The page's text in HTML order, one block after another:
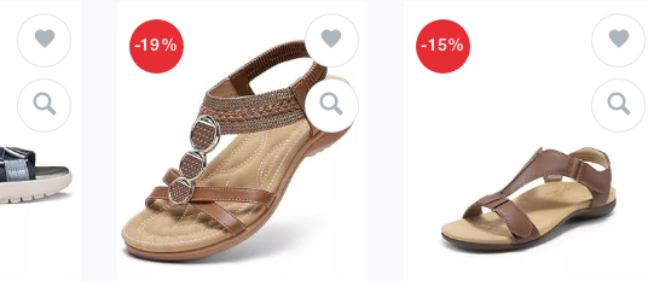
-19% -15%